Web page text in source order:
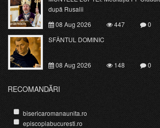
după Rusalii
08 Aug 2026
447
0
SFÂNTUL DOMINIC
08 Aug 2026 148 0
RECOMANDĂRI
bisericaromanaunita.ro
episcopiabucuresti.ro